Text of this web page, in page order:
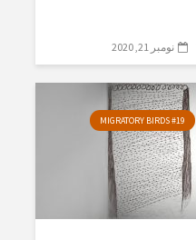
نومبر 21, 2020
MIGRATORY BIRDS #19